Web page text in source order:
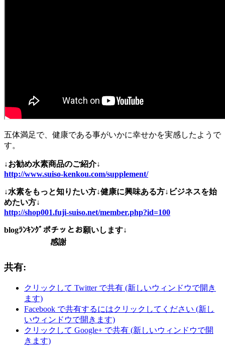
五体満足で、健康である事がいかに幸せかを実感したようで
す。
↓お勧め水素商品のご紹介↓
http://www.suiso-kenkou.com/supplement/
↓水素をもっと知りたい方↓健康に興味ある方↓ビジネスを始
めたい方↓
http://shop001.fuji-suiso.net/member.php?id=100
blogﾗﾝｷﾝｸﾞポチッとお願いします↓
感謝
共有:
クリックして Twitter で共有 (新しいウィンドウで開き
ます)
Facebook で共有するにはクリックしてください (新し
いウィンドウで開きます)
クリックして Google+ で共有 (新しいウィンドウで開
きます)